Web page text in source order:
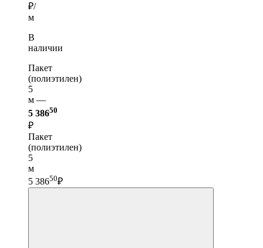
₽/
м
В
наличии
Пакет
(полиэтилен)
5
м —
5 38650
₽
Пакет
(полиэтилен)
5
м
5 38650₽